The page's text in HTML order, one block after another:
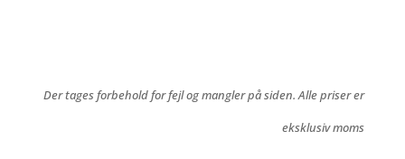
Der tages forbehold for fejl og mangler på siden. Alle priser er
eksklusiv moms